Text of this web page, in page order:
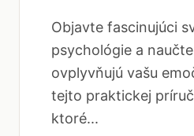
Objavte fascinujúci
psychológie a
ovplyvňujú vašu
tejto praktickej
ktoré...